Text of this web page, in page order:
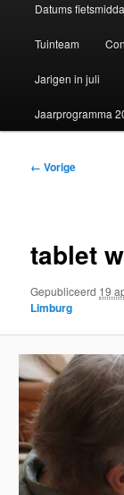
Datums
Tuinteam
Jarigen in juli
Jaarprogramma
← Vorige
tablet
Gepubliceerd 19
Limburg